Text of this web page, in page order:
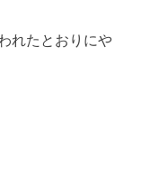
れたとおりにや